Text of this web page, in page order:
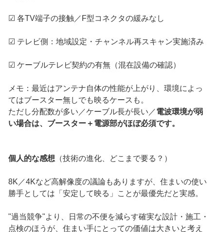
☑ 各TV端子の接触／F型コネクタの緩みなし
☑ テレビ側：地域設定・チャンネル再スキャン実施済み
☑ ケーブルテレビ契約の有無（混在設備の確認）
メモ：最近はアンテナ自体の性能が上がり、環境によっ
てはブースター無しでも映るケースも。
ただし分配数が多い／ケーブル長が長い／電波環境が弱
い場合は、ブースター＋電源部がほぼ必須です。
個人的な感想 （技術の進化、どこまで要る？）
8K／4Kなど高解像度の議論もありますが、住まいの使い
勝手としては「安定して映る」ことが最優先だと実感。
"過当競争"より、日常の不便を減らす確実な設計・施工・
点検のほうが、住まい手にとっての価値は大きいと考え